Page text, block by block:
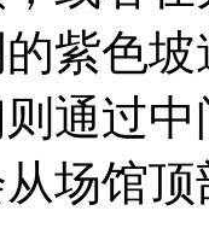
品。在
。总共
贩为コ
可使用
紫色
通过
场馆